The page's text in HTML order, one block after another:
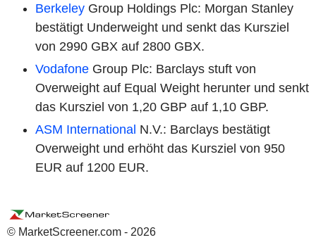
Berkeley Group Holdings Plc: Morgan Stanley
bestätigt Underweight und senkt das Kursziel
von 2990 GBX auf 2800 GBX.
Vodafone Group Plc: Barclays stuft von
Overweight auf Equal Weight herunter und senkt
das Kursziel von 1,20 GBP auf 1,10 GBP.
ASM International N.V.: Barclays bestätigt
Overweight und erhöht das Kursziel von 950
EUR auf 1200 EUR.
© MarketScreener.com - 2026